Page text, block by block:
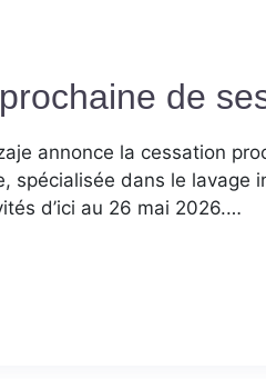
de
annonce la cessation
spécialisée dans le
d’ici au 26 mai 2026.…